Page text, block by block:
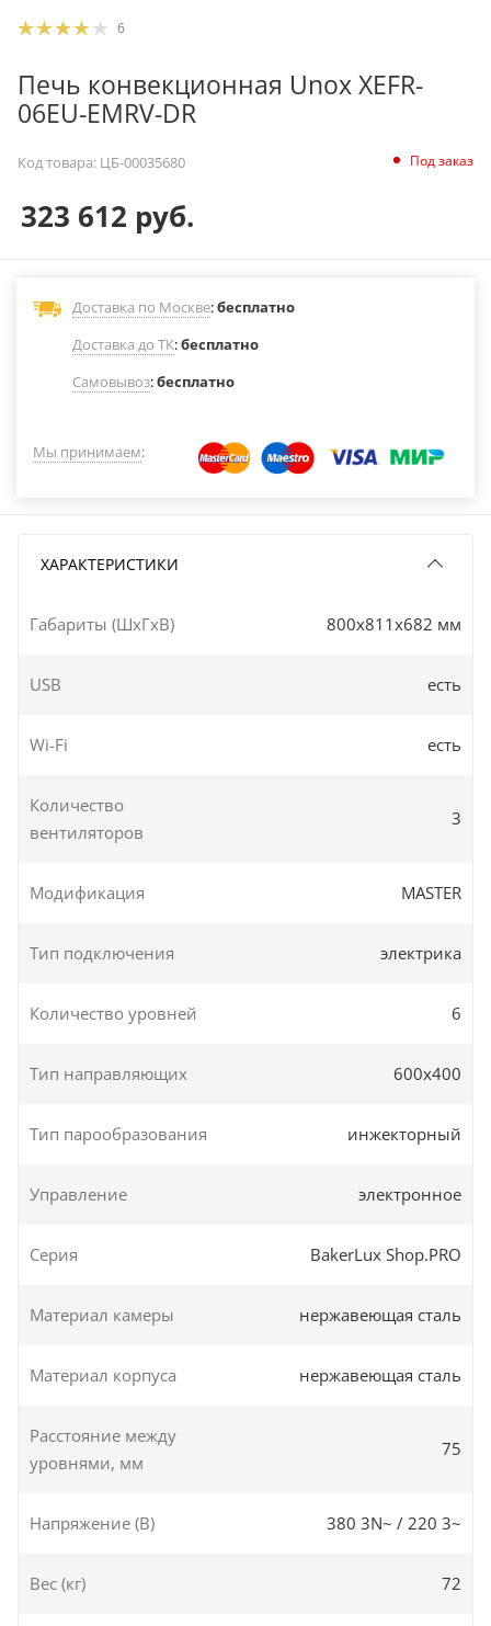
6
Печь конвекционная Unox XEFR-
06EU-EMRV-DR
Код товара: ЦБ-00035680 Под заказ
323 612 руб.
Доставка по Москве:бесплатно
Доставка до ТК:бесплатно
Самовывоз:бесплатно
Мы принимаем:
ХАРАКТЕРИСТИКИ
Габариты (ШxГxВ) 800x811x682 мм
USB есть
Wi-Fi есть
Количество
вентиляторов
3
Модификация MASTER
Тип подключения электрика
Количество уровней 6
Тип направляющих 600х400
Тип парообразования инжекторный
Управление электронное
Серия BakerLux Shop.PRO
Материал камеры нержавеющая сталь
Материал корпуса нержавеющая сталь
Расстояние между
уровнями, мм
75
Напряжение (В) 380 3N~ / 220 3~
Вес (кг) 72